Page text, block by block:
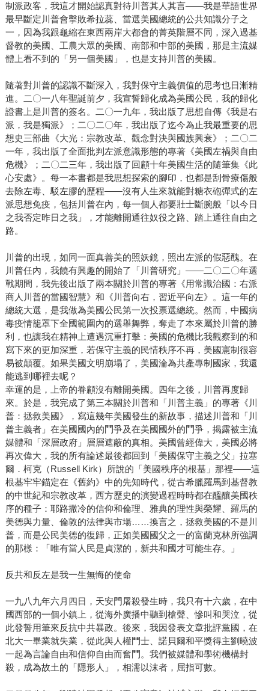
制派政客，我這才開始認真對待川普其人其言——我是華語世界
最早斷定川普會擊敗希拉蕊、當選美國總統的公共知識分子之
一，因為我跟龜縮在東西兩岸大都會的菁英階層不同，深入過基
督教的美國、工農大眾的美國、南部和中部的美國，那是主流媒
體上看不到的「另一個美國」，也是支持川普的美國。
隨著對川普的認識不斷深入，我對保守主義價值的思考也日漸精
進。二〇一八年聖誕前夕，我宣誓歸化成為美國公民，我的歸化
證書上是川普的簽名。二〇一九年，我出版了思想自傳《我是右
派，我是獨派》；二〇二〇年，我出版了迄今為止我最重要的思
想史三部曲《大光：宗教改革、觀念對決與國族興衰》；二〇二
一年，我出版了全面批判左派意識形態的專著《美國左禍與自由
危機》；二〇二三年，我出版了回顧十年美國生活的隨筆集《此
心安處》。每一本書都是我思想探索的腳印，也都是刮骨療傷般
去除左毒、駁左膠的歷程——沒有人生來就能對糖衣砲彈式的左
派思想免疫，包括川普在內，每一個人都要壯士斷腕般「以今日
之我否定昨日之我」，才能離開通往奴役之路、踏上通往自由之
路。
川普的出現，如同一面真善美的照妖鏡，照出左派的假惡醜。在
川普任內，我饒有興趣的開始了「川普研究」——二〇二〇年選
戰期間，我先後出版了兩本關於川普的專著《用常識治國：右派
商人川普的當國智慧》和《川普向右，習近平向左》。這一年的
總統大選，是我做為美國公民第一次投票選總統。然而，中國病
毒疫情籠罩下全國範圍內的選舉舞弊，奪走了本來屬於川普的勝
利，也讓我在精神上遭遇沉重打擊：美國的危機比我觀察到的和
寫下來的更加深重，若保守主義的民情秩序不再，美國憲制很容
易被顛覆。如果美國文明崩塌了，美國淪為共產專制國家，我還
能逃到哪裡去呢？
幸運的是，上帝的眷顧沒有離開美國。四年之後，川普再度歸
來。於是，我完成了第三本關於川普和「川普主義」的專著《川
普：拯救美國》，寫這幾年美國發生的新故事，描述川普和「川
普主義者」在美國國內的鬥爭及在美國國外的鬥爭，揭露被主流
媒體和「深層政府」層層遮蔽的真相。美國曾經偉大，美國必將
再次偉大，我的所有論述最後都回到「美國保守主義之父」拉塞
爾．柯克（Russell Kirk）所說的「美國秩序的根基」那裡——這
根基牢牢錨定在《舊約》中的先知時代，從古希臘羅馬到基督教
的中世紀和宗教改革，西方歷史的演變過程時時都在醞釀美國秩
序的種子：耶路撒冷的信仰和倫理、雅典的理性與榮耀、羅馬的
美德與力量、倫敦的法律與市場……換言之，拯救美國的不是川
普，而是公民美德的復歸，正如美國國父之一的富蘭克林所強調
的那樣：「唯有當人民是貞潔的，新共和國才可能生存。」
反共和反左是我一生無悔的使命
一九八九年六月四日，天安門屠殺發生時，我只有十六歲，在中
國西部的一個小鎮上，從海外廣播中聽到槍聲、慘叫和哭泣，從
此發誓用筆來反抗中共暴政。後來，我因發表文章批評黨國，在
北大一畢業就失業，從此與人權鬥士、諾貝爾和平獎得主劉曉波
一起為言論自由和信仰自由而奮鬥。我們被媒體和學術機構封
殺，成為故土的「隱形人」，相濡以沫者，屈指可數。